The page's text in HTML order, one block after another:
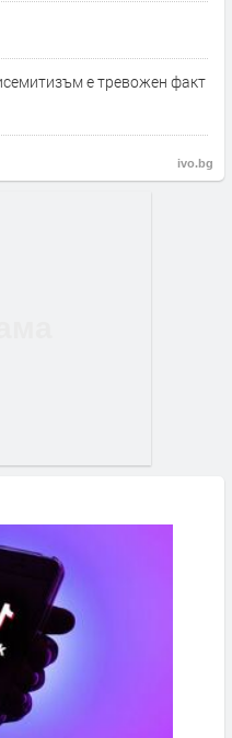
е тревожен факт
ivo.bg